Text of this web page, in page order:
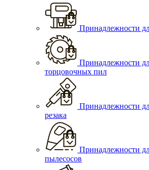
Принадлежности
Принадлежности
торцовочных пил
Принадлежности
резака
Принадлежности
пылесосов